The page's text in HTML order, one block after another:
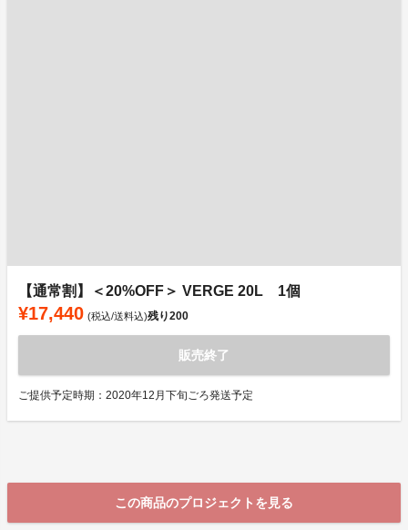
【通常割】＜20%OFF＞ VERGE 20L 1個
¥17,440 (税込/送料込)残り200
販売終了
ご提供予定時期：2020年12月下旬ごろ発送予定
この商品のプロジェクトを見る